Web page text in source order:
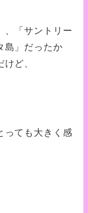
、「サントリー
島」だったか
ど、
っても大きく感